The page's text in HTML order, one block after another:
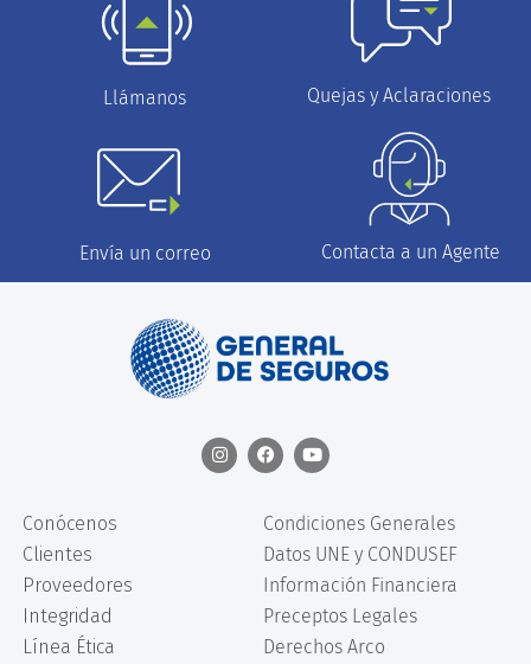
Llámanos Quejas y Aclaraciones
Envía un correo Contacta a un Agente
Conócenos
Clientes
Proveedores
Integridad
Línea Ética
Condiciones Generales
Datos UNE y CONDUSEF
Información Financiera
Preceptos Legales
Derechos Arco